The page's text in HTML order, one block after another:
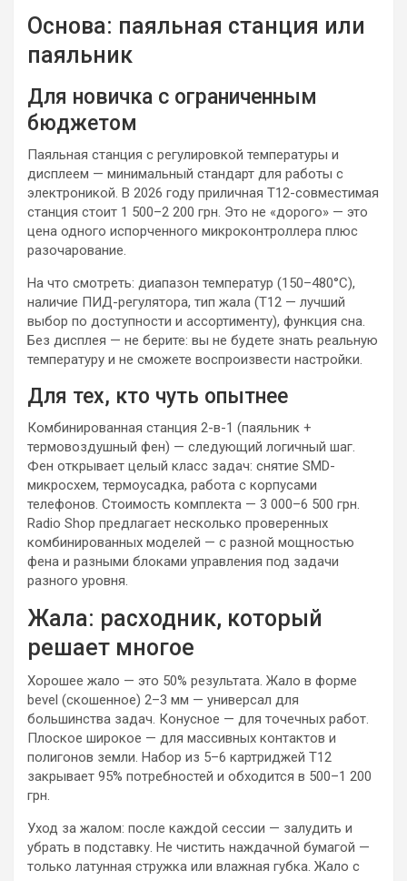
Основа: паяльная станция или
паяльник
Для новичка с ограниченным
бюджетом
Паяльная станция с регулировкой температуры и
дисплеем — минимальный стандарт для работы с
электроникой. В 2026 году приличная T12-совместимая
станция стоит 1 500–2 200 грн. Это не «дорого» — это
цена одного испорченного микроконтроллера плюс
разочарование.
На что смотреть: диапазон температур (150–480°C),
наличие ПИД-регулятора, тип жала (T12 — лучший
выбор по доступности и ассортименту), функция сна.
Без дисплея — не берите: вы не будете знать реальную
температуру и не сможете воспроизвести настройки.
Для тех, кто чуть опытнее
Комбинированная станция 2-в-1 (паяльник +
термовоздушный фен) — следующий логичный шаг.
Фен открывает целый класс задач: снятие SMD-
микросхем, термоусадка, работа с корпусами
телефонов. Стоимость комплекта — 3 000–6 500 грн.
Radio Shop предлагает несколько проверенных
комбинированных моделей — с разной мощностью
фена и разными блоками управления под задачи
разного уровня.
Жала: расходник, который
решает многое
Хорошее жало — это 50% результата. Жало в форме
bevel (скошенное) 2–3 мм — универсал для
большинства задач. Конусное — для точечных работ.
Плоское широкое — для массивных контактов и
полигонов земли. Набор из 5–6 картриджей T12
закрывает 95% потребностей и обходится в 500–1 200
грн.
Уход за жалом: после каждой сессии — залудить и
убрать в подставку. Не чистить наждачной бумагой —
только латунная стружка или влажная губка. Жало с